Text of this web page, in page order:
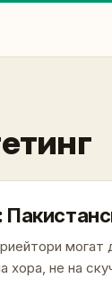
хора, не на